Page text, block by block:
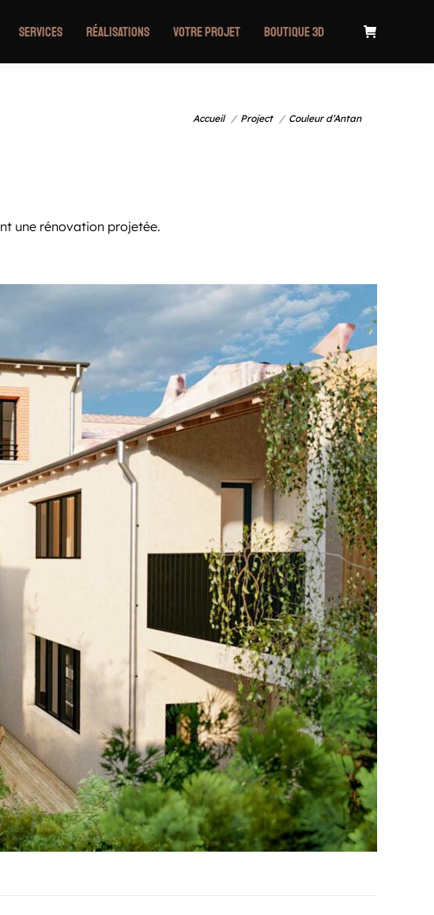
Services Réalisations Votre projet Boutique 3D
Accueil Project Couleur d’Antan
une rénovation projetée.